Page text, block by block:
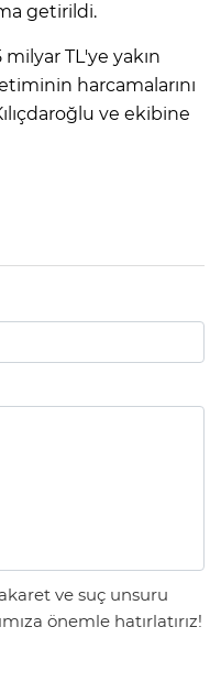
getirildi.
TL'ye yakın
harcamalarını
ve ekibine
ve suç unsuru
önemle hatırlatırız!